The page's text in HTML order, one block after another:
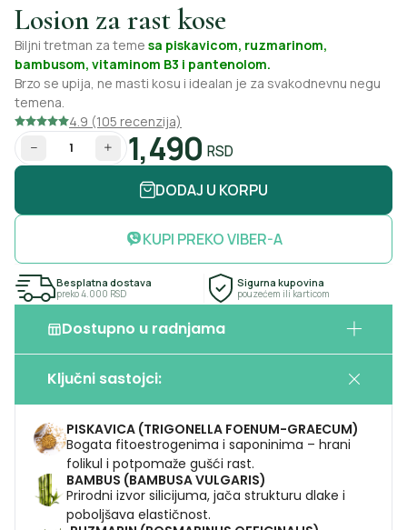
Losion za rast kose
Biljni tretman za teme sa piskavicom, ruzmarinom,
bambusom, vitaminom B3 i pantenolom.
Brzo se upija, ne masti kosu i idealan je za svakodnevnu negu
temena.
4.9 (105 recenzija)
Količina 1,490 RSD
DODAJ U KORPU
KUPI PREKO VIBER-A
Besplatna dostava
preko 4.000 RSD
Sigurna kupovina
pouzećem ili karticom
Dostupno u radnjama
Biomarket
Ponedeljak
07:30 – 21:00
Utorak
07:30 – 21:00
Sreda
Cetvrtak
Petak
07:30 – 21:00
Subota
09:00 – 17:00
Nedelja
Ključni sastojci:
PISKAVICA (TRIGONELLA FOENUM-GRAECUM)
Bogata fitoestrogenima i saponinima – hrani
folikul i potpomaže gušći rast.
BAMBUS (BAMBUSA VULGARIS)
Prirodni izvor silicijuma, jača strukturu dlake i
poboljšava elastičnost.